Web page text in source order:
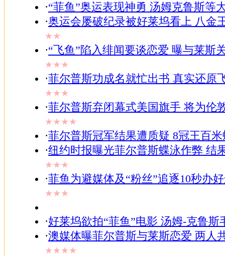
·“菲鱼”奥运表现神勇 汤姆克鲁斯等
·奥运会屡破纪录被好莱坞看上 八金
★★
·“飞鱼”陷入绯闻要谈恋爱 曝与莱斯
★★★
·菲尔普斯功成名就忙出书 真实还原
★★★
·菲尔普斯弃闭幕式美国旗手 将为伦
★★★★
·菲尔普斯冠军结果遭质疑 8冠王百
·纽约时报曝光菲尔普斯蝶泳作弊 结
★★★
·菲鱼为避媒体及“粉丝”追逐10秒办
★★★
·好莱坞欲拍“菲鱼”电影 汤姆-克鲁斯
·澳媒体曝菲尔普斯与莱斯恋爱 两人
★★★★